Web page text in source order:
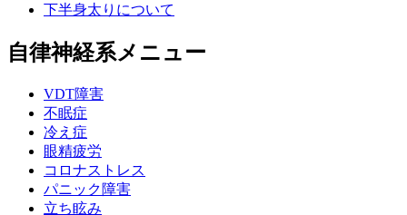
下半身太りについて
自律神経系メニュー
VDT障害
不眠症
冷え症
眼精疲労
コロナストレス
パニック障害
立ち眩み